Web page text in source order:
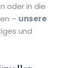
oder in die
– unsere
und